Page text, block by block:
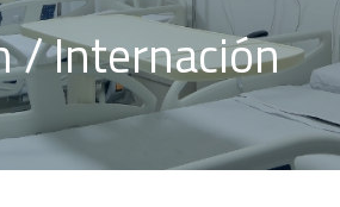
/ Internación